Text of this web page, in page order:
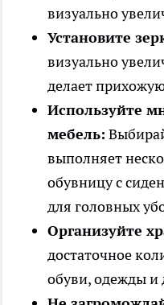
визуально
Установите
визуально
делает
Используйте
мебель:
выполняет
обувницу с
для головных
Организуйте
достаточное
обуви, одежды и